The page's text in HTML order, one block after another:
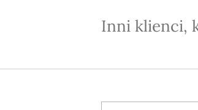
Inni klienci,